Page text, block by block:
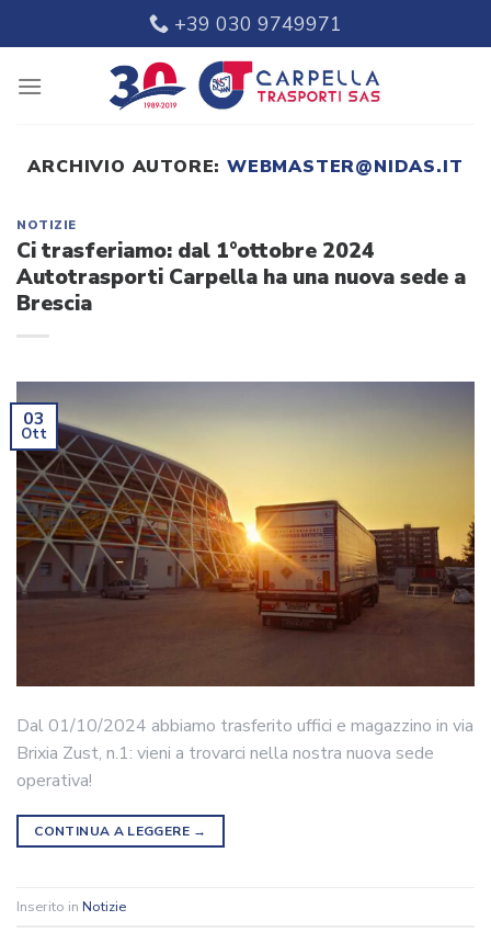
+39 030 9749971
ARCHIVIO AUTORE:WEBMASTER@NIDAS.IT
NOTIZIE
Ci trasferiamo: dal 1°ottobre 2024
Autotrasporti Carpella ha una nuova sede a
Brescia
03
Ott
Dal 01/10/2024 abbiamo trasferito uffici e magazzino in via
Brixia Zust, n.1: vieni a trovarci nella nostra nuova sede
operativa!
CONTINUA A LEGGERE →
Inserito in Notizie